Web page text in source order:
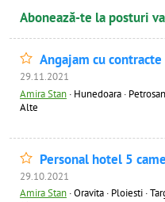
Abonează-te la posturi
Angajam cu
29.11.2021
Amira Stan · Hunedoara ·
Alte
Personal hotel 5
29.10.2021
Amira Stan ·Oravita · Ploiesti ·